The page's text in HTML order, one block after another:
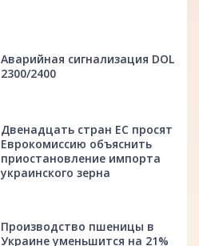
Аварийная сигнализация DOL
2300/2400
Двенадцать стран ЕС просят
Еврокомиссию объяснить
приостановление импорта
украинского зерна
Производство пшеницы в
Украине уменьшится на 21%